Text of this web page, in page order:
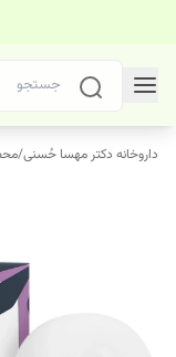
داروخانه دکتر مهسا حُسنی/